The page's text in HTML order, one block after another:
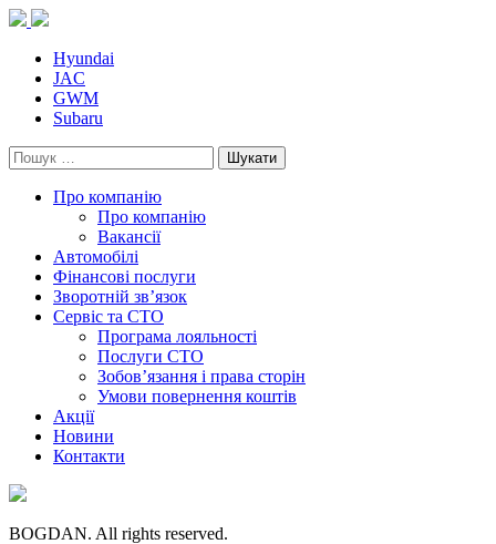
Skip
contentHyundai
JAC
GWM
Subaru
Пошук:
Про компанію
Про компанію
Вакансії
Автомобілі
Фінансові послуги
Зворотній зв’язок
Cервіс та СТО
Програма лояльності
Послуги СТО
Зобов’язання і права сторін
Умови повернення коштів
Акції
Новини
Контакти
BOGDAN. All rights reserved.